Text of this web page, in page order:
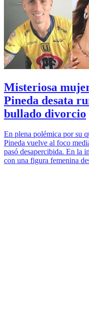
Misteriosa
Pineda desata
bullado divorcio
En plena polémica por su
Pineda vuelve al foco
pasó desapercibida. En la
con una figura femenina